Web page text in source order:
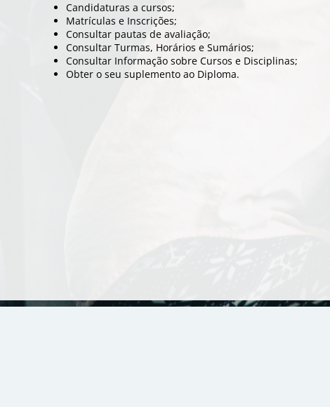
Candidaturas a cursos;
Matrículas e Inscrições;
Consultar pautas de avaliação;
Consultar Turmas, Horários e Sumários;
Consultar Informação sobre Cursos e Disciplinas;
Obter o seu suplemento ao Diploma.